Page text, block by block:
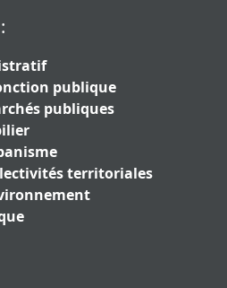
publique
publiques
territoriales